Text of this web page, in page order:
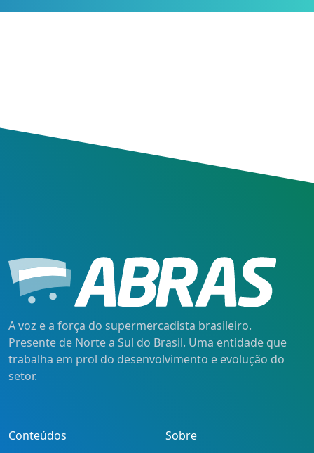
A voz e a força do supermercadista brasileiro.
Presente de Norte a Sul do Brasil. Uma entidade que
trabalha em prol do desenvolvimento e evolução do
setor.
Conteúdos
Sobre